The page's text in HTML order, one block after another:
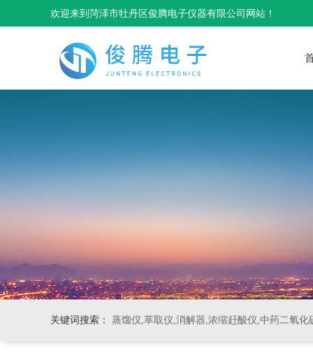
欢迎来到菏泽市牡丹区俊腾电子仪器有限公司网站！
关键词搜索： 蒸馏仪,萃取仪,消解器,浓缩赶酸仪,中药二氧化